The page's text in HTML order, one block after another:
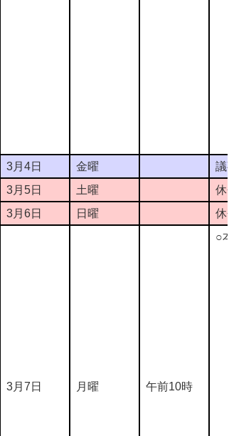
3月4日 金曜
議
3月5日
土曜
休
3月6日
日曜 休
3月7日 月曜 午前10時
○